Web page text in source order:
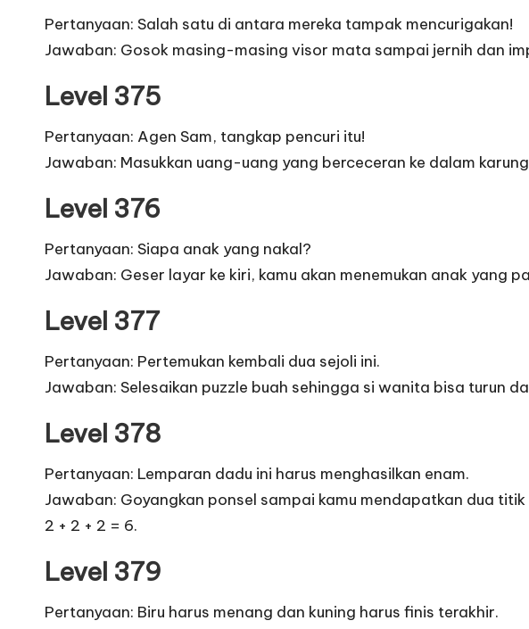
Pertanyaan: Salah satu di antara mereka tampak mencurigakan!
Jawaban: Gosok masing-masing visor mata sampai jernih dan
Level 375
Pertanyaan: Agen Sam, tangkap pencuri itu!
Jawaban: Masukkan uang-uang yang berceceran ke dalam
Level 376
Pertanyaan: Siapa anak yang nakal?
Jawaban: Geser layar ke kiri, kamu akan menemukan anak yang
Level 377
Pertanyaan: Pertemukan kembali dua sejoli ini.
Jawaban: Selesaikan puzzle buah sehingga si wanita bisa turun
Level 378
Pertanyaan: Lemparan dadu ini harus menghasilkan enam.
Jawaban: Goyangkan ponsel sampai kamu mendapatkan dua
2 + 2 + 2 = 6.
Level 379
Pertanyaan: Biru harus menang dan kuning harus finis terakhir.